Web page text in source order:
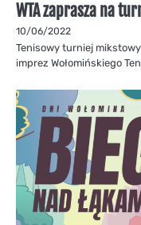
WTA zaprasza na
10/06/2022
Tenisowy turniej
imprez Wołomińskiego